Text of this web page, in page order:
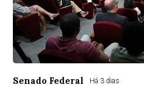
Senado Federal Há 3 dias